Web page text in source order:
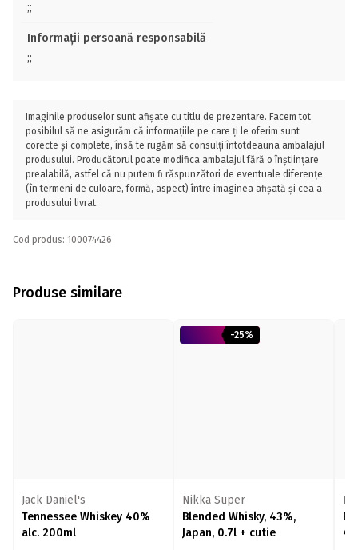
;;
Informații persoană responsabilă
;;
Imaginile produselor sunt afișate cu titlu de prezentare. Facem tot
posibilul să ne asigurăm că informațiile pe care ți le oferim sunt
corecte și complete, însă te rugăm să consulți întotdeauna ambalajul
produsului. Producătorul poate modifica ambalajul fără o înștiințare
prealabilă, astfel că nu putem fi răspunzători de eventuale diferențe
(în termeni de culoare, formă, aspect) între imaginea afișată și cea a
produsului livrat.
Cod produs: 100074426
Produse similare
Jack Daniel's
Tennessee Whiskey 40%
alc. 200ml
-25%
Nikka Super
Blended Whisky, 43%,
Japan, 0.7l + cutie